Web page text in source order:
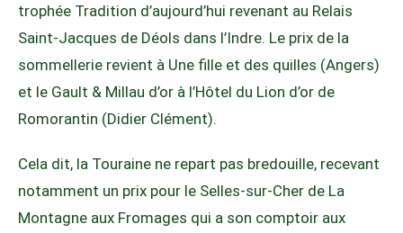
trophée Tradition d’aujourd’hui revenant au Relais
Saint-Jacques de Déols dans l’Indre. Le prix de la
sommellerie revient à Une fille et des quilles (Angers)
et le Gault & Millau d’or à l’Hôtel du Lion d’or de
Romorantin (Didier Clément).
Cela dit, la Touraine ne repart pas bredouille, recevant
notamment un prix pour le Selles-sur-Cher de La
Montagne aux Fromages qui a son comptoir aux